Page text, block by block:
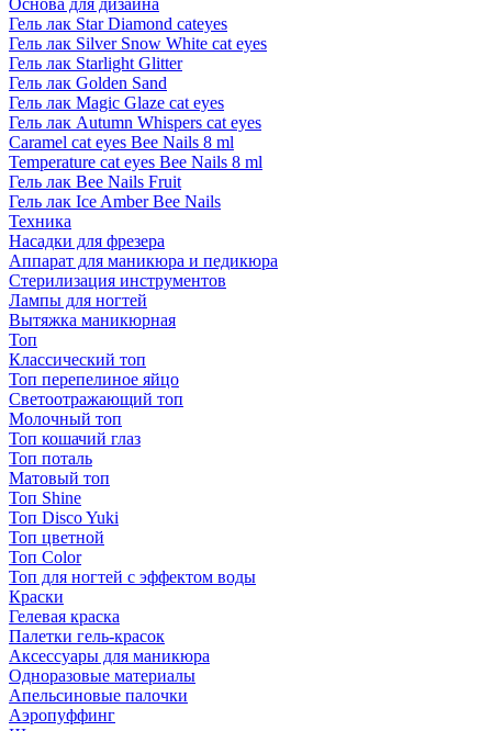
Основа для дизайна
Гель лак Star Diamond cateyes
Гель лак Silver Snow White cat eyes
Гель лак Starlight Glitter
Гель лак Golden Sand
Гель лак Magic Glaze cat eyes
Гель лак Autumn Whispers cat eyes
Caramel cat eyes Bee Nails 8 ml
Temperature cat eyes Bee Nails 8 ml
Гель лак Bee Nails Fruit
Гель лак Ice Amber Bee Nails
Техника
Насадки для фрезера
Аппарат для маникюра и педикюра
Стерилизация инструментов
Лампы для ногтей
Вытяжка маникюрная
Топ
Классический топ
Топ перепелиное яйцо
Светоотражающий топ
Молочный топ
Топ кошачий глаз
Топ поталь
Матовый топ
Топ Shine
Топ Disco Yuki
Топ цветной
Топ Color
Топ для ногтей с эффектом воды
Краски
Гелевая краска
Палетки гель-красок
Аксессуары для маникюра
Одноразовые материалы
Апельсиновые палочки
Аэропуффинг